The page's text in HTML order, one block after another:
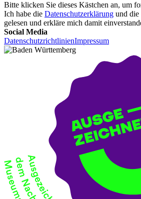
Bitte klicken Sie dieses Kästchen an, um
Ich habe die Datenschutzerklärung und
gelesen und erkläre mich damit
Social Media
DatenschutzrichtlinienImpressum